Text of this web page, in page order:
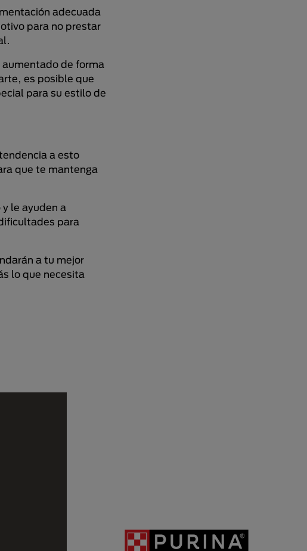
adecuada
para no prestar
de forma
es posible que
para su estilo de
a esto
que te mantenga
le ayuden a
para
a tu mejor
lo que necesita